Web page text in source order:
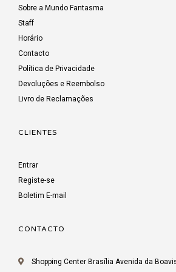
Sobre a Mundo Fantasma
Staff
Horário
Contacto
Política de Privacidade
Devoluções e Reembolso
Livro de Reclamações
CLIENTES
Entrar
Registe-se
Boletim E-mail
CONTACTO
Shopping Center Brasília Avenida da